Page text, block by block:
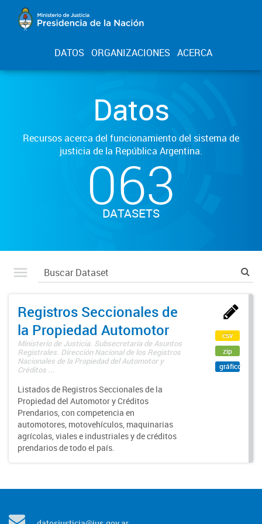
DATOS ORGANIZACIONES ACERCA
Datos
Recursos acerca del funcionamiento del sistema de
justicia de la República Argentina.
063
DATASETS
Registros Seccionales de
la Propiedad Automotor
Ministerio de Justicia. Subsecretaría de Asuntos
Registrales. Dirección Nacional de los Registros
Nacionales de la Propiedad del Automotor y
Créditos ...
Listados de Registros Seccionales de la
Propiedad del Automotor y Créditos
Prendarios, con competencia en
automotores, motovehículos, maquinarias
agrícolas, viales e industriales y de créditos
prendarios de todo el país.
csv
zip
gráfico